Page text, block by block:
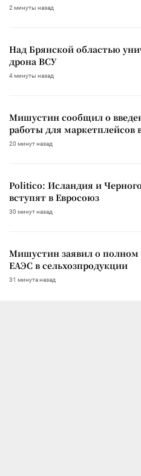
2 минуты назад
Над Брянской областью
дрона ВСУ
4 минуты назад
Мишустин сообщил о
работы для маркетплейсов
20 минут назад
Politico: Исландия и
вступят в Евросоюз
30 минут назад
Мишустин заявил о
ЕАЭС в сельхозпродукции
31 минута назад